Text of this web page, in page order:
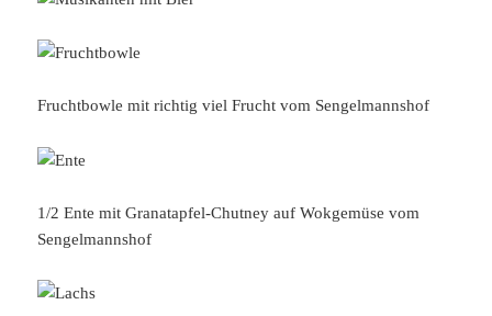
Fruchtbowle mit richtig viel Frucht vom Sengelmannshof
1/2 Ente mit Granatapfel-Chutney auf Wokgemüse vom
Sengelmannshof